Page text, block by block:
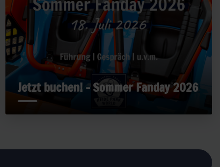
Jetzt buchen! - Sommer Fanday 2026